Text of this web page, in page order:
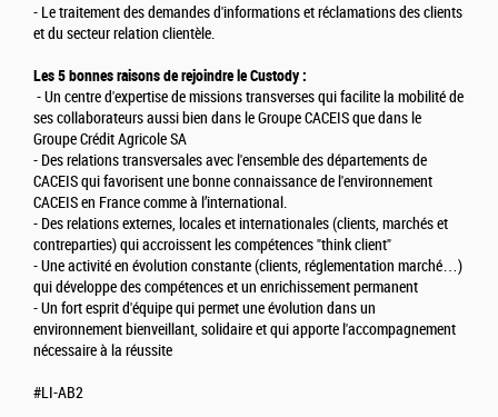
- Le traitement des demandes d'informations et réclamations des clients
et du secteur relation clientèle.
Les 5 bonnes raisons de rejoindre le Custody :
- Un centre d'expertise de missions transverses qui facilite la mobilité de
ses collaborateurs aussi bien dans le Groupe CACEIS que dans le
Groupe Crédit Agricole SA
- Des relations transversales avec l'ensemble des départements de
CACEIS qui favorisent une bonne connaissance de l'environnement
CACEIS en France comme à l’international.
- Des relations externes, locales et internationales (clients, marchés et
contreparties) qui accroissent les compétences "think client"
- Une activité en évolution constante (clients, réglementation marché…)
qui développe des compétences et un enrichissement permanent
- Un fort esprit d'équipe qui permet une évolution dans un
environnement bienveillant, solidaire et qui apporte l'accompagnement
nécessaire à la réussite
#LI-AB2